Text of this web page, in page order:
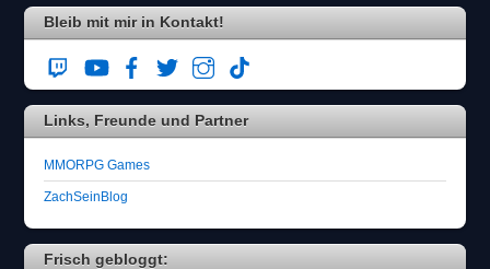
Bleib mit mir in Kontakt!
Links, Freunde und Partner
MMORPG Games
ZachSeinBlog
Frisch gebloggt: